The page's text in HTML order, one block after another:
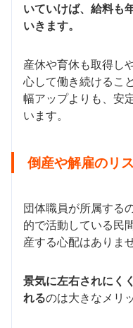
いていけば、給料も
いきます。
産休や育休も取得し
心して働き続けるこ
幅アップよりも、安
います。
倒産や解雇のリ
団体職員が所属する
的で活動している民
産する心配はありませ
景気に左右されにく
れるのは大きなメリ